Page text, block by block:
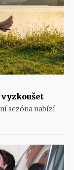
sezóna nabízí